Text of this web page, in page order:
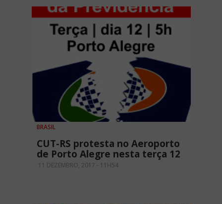
BRASIL
CUT-RS protesta no Aeroporto
de Porto Alegre nesta terça 12
11 DEZEMBRO, 2017 - 11H54